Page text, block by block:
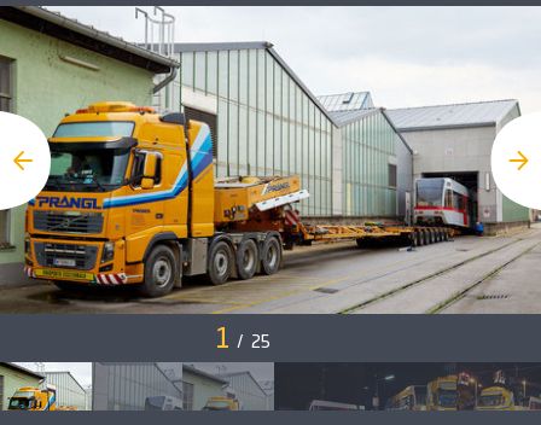
1 / 25